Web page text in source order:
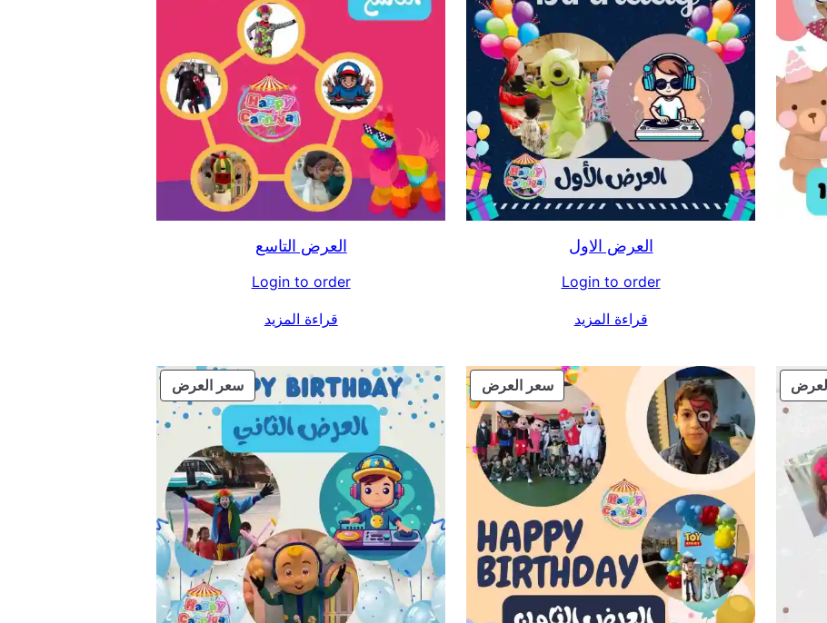
العرض الاول
Login to order
قراءة المزيد
العرض التاسع
Login to order
قراءة المزيد
منتج
مخفض
سعر العرض منتج
مخفض
سعر العرض منتج
مخفض